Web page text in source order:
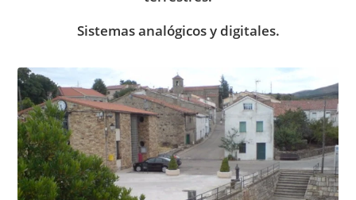
Sistemas analógicos y digitales.